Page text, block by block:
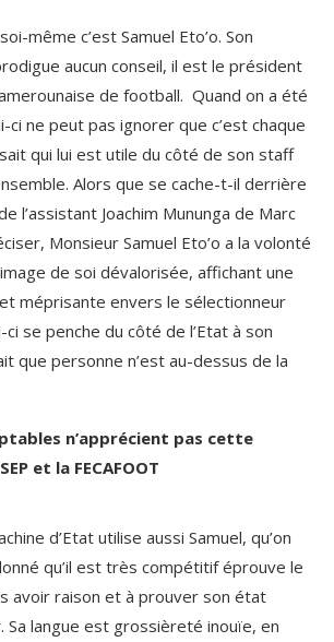
même c’est Samuel Eto’o. Son
aucun conseil, il est le président
de football. Quand on a été
ci ne peut pas ignorer que c’est chaque
qui lui est utile du côté de son staff
Alors que se cache-t-il derrière
l’assistant Joachim Mununga de Marc
Monsieur Samuel Eto’o a la volonté
de soi dévalorisée, affichant une
méprisante envers le sélectionneur
se penche du côté de l’Etat à son
que personne n’est au-dessus de la
n’apprécient pas cette
et la FECAFOOT
d’Etat utilise aussi Samuel, qu’on
qu’il est très compétitif éprouve le
avoir raison et à prouver son état
Sa langue est grossièreté inouïe, en